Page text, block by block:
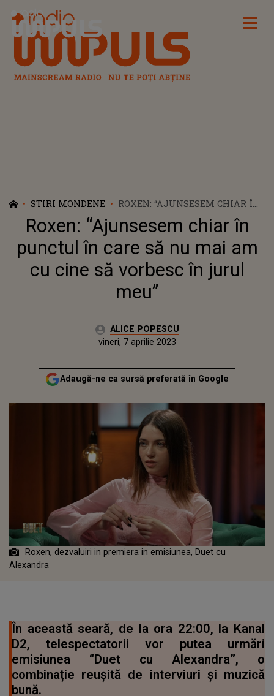
Radio Impuls
STIRI MONDENE
ROXEN: “AJUNSESEM CHIAR ÎN
PUNCTUL ÎN CARE SĂ NU MAI
AM CU CINE SĂ VORBESC ÎN
JURUL MEU”
Roxen: “Ajunsesem chiar în
punctul în care să nu mai am
cu cine să vorbesc în jurul
meu”
Autor:ALICE POPESCU
Publicat:
vineri, 7 aprilie 2023
Adaugă-ne ca sursă preferată în Google
Roxen, dezvaluiri in premiera in emisiunea, Duet cu
Alexandra
În această seară, de la ora 22:00, la Kanal
D2, telespectatorii vor putea urmări
emisiunea “Duet cu Alexandra”, o
combinație reușită de interviuri și muzică
bună.